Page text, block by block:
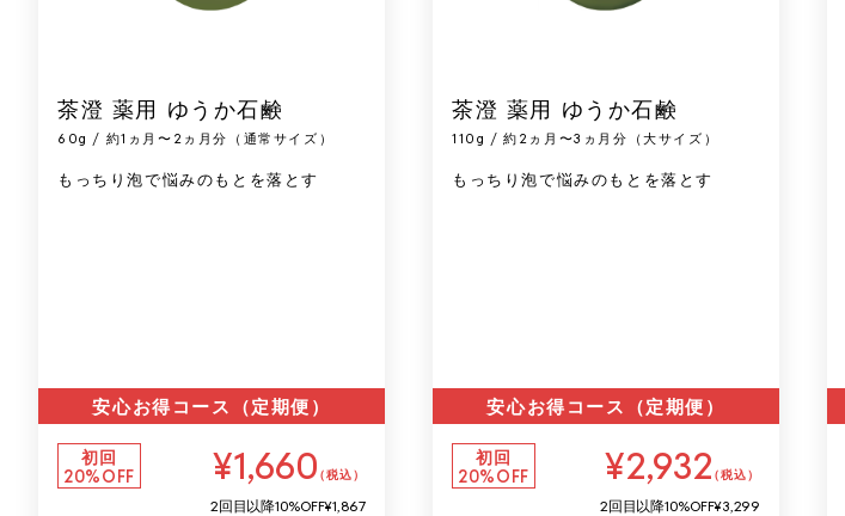
茶澄 薬用 ゆうか石鹸
60g / 約1ヵ月〜2ヵ月分（通常サイズ）
もっちり泡で悩みのもとを落とす
安心お得コース（定期便）
初回
20%OFF
¥1,660（税込）
2回目以降10%OFF¥1,867
茶澄 薬用 ゆうか石鹸
110g / 約2ヵ月〜3ヵ月分（大サイズ）
もっちり泡で悩みのもとを落とす
安心お得コース（定期便）
初回
20%OFF
¥2,932（税込）
2回目以降10%OFF¥3,299